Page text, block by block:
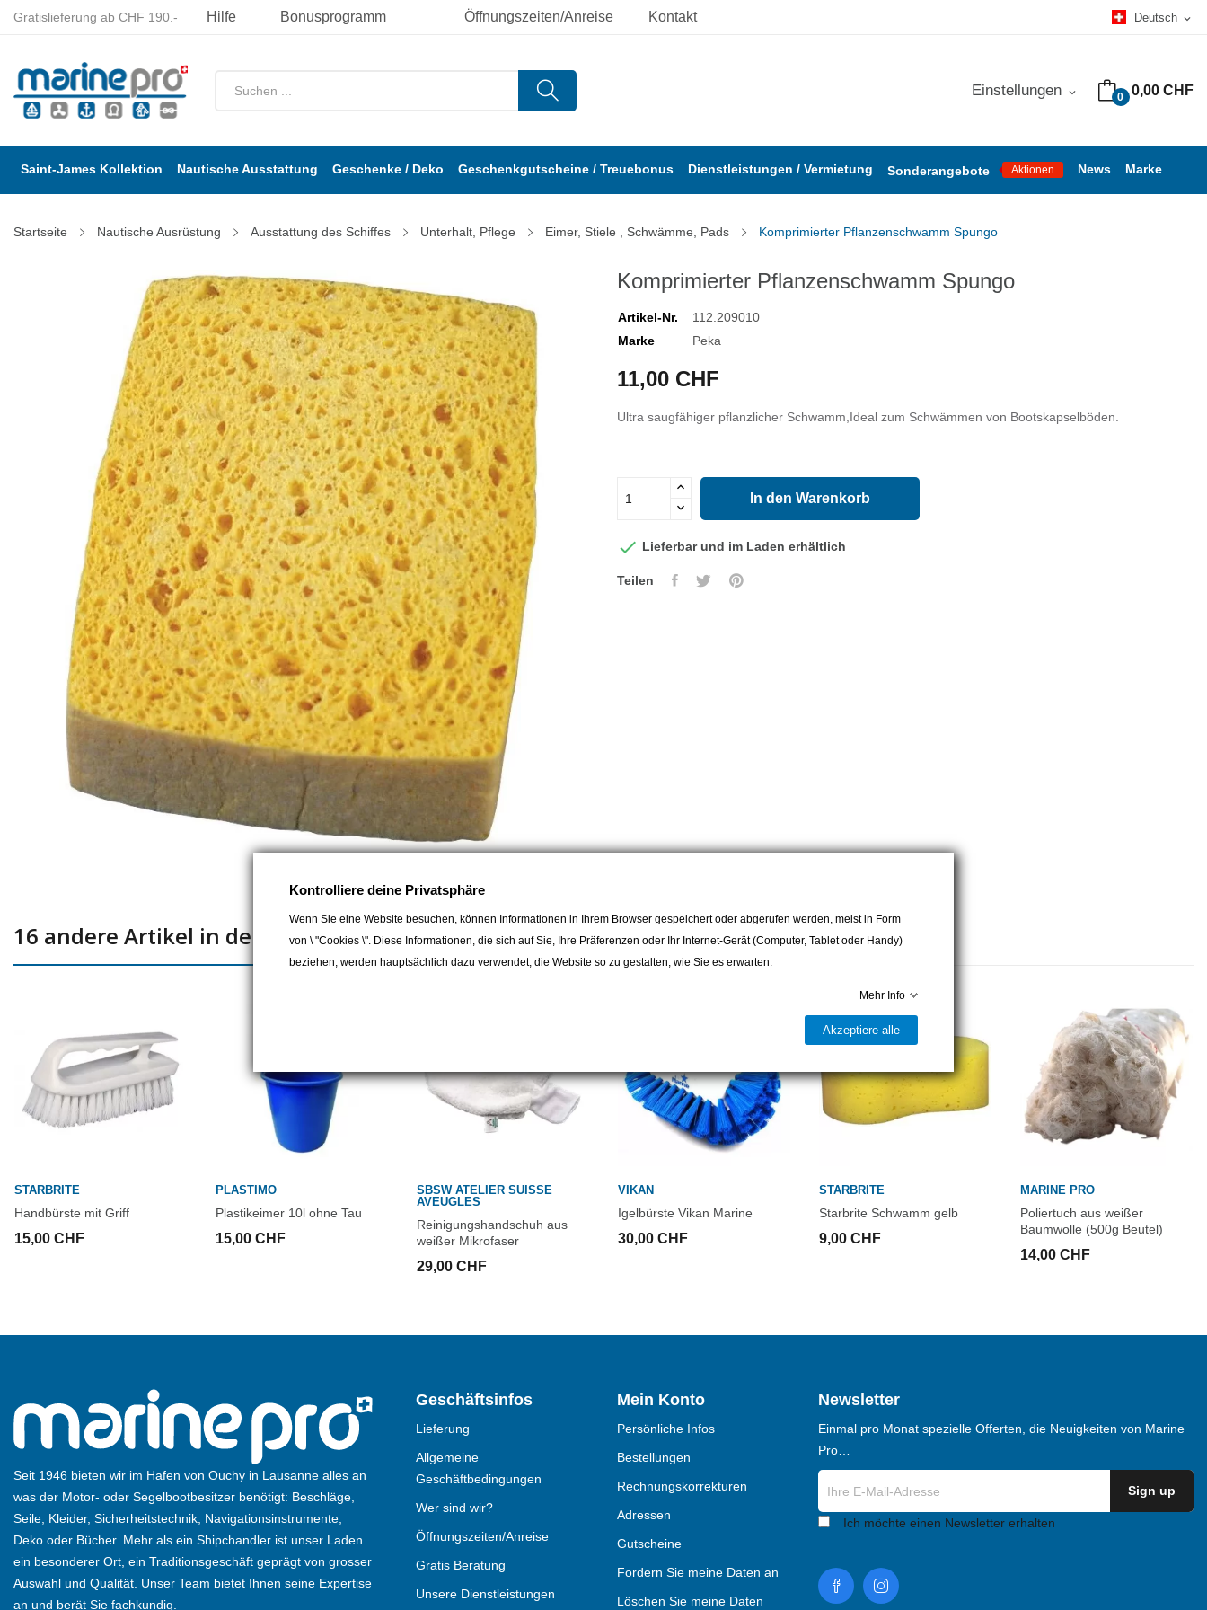
Öffnungszeiten/Anreise Kontakt Deutsch expand_more
Gratislieferung ab CHF 190.- Hilfe Bonusprogramm
0 0,00 CHF
Einstellungen expand_more
Saint-James Kollektion Nautische Ausstattung Geschenke / Deko Geschenkgutscheine / Treuebonus Dienstleistungen / Vermietung Sonderangebote Aktionen News Marke
Startseite Nautische Ausrüstung Ausstattung des Schiffes Unterhalt, Pflege Eimer, Stiele , Schwämme, Pads Komprimierter Pflanzenschwamm Spungo
Komprimierter Pflanzenschwamm Spungo
Artikel-Nr.
112.209010
Marke
Peka
11,00 CHF
Ultra saugfähiger pflanzlicher Schwamm,Ideal zum Schwämmen von Bootskapselböden.
In den Warenkorb
 Lieferbar und im Laden erhältlich
Teilen
16 andere Artikel in der gleichen Kategorie:
STARBRITE
Handbürste mit Griff
15,00 CHF
PLASTIMO
Plastikeimer 10l ohne Tau
15,00 CHF
SBSW ATELIER SUISSE
AVEUGLES
Reinigungshandschuh aus
weißer Mikrofaser
29,00 CHF
VIKAN
Igelbürste Vikan Marine
30,00 CHF
STARBRITE
Starbrite Schwamm gelb
9,00 CHF
MARINE PRO
Poliertuch aus weißer
Baumwolle (500g Beutel)
14,00 CHF
Seit 1946 bieten wir im Hafen von Ouchy in Lausanne alles an
was der Motor- oder Segelbootbesitzer benötigt: Beschläge,
Seile, Kleider, Sicherheitstechnik, Navigationsinstrumente,
Deko oder Bücher. Mehr als ein Shipchandler ist unser Laden
ein besonderer Ort, ein Traditionsgeschäft geprägt von grosser
Auswahl und Qualität. Unser Team bietet Ihnen seine Expertise
an und berät Sie fachkundig.
Geschäftsinfos
Lieferung
Allgemeine
Geschäftbedingungen
Wer sind wir?
Öffnungszeiten/Anreise
Gratis Beratung
Unsere Dienstleistungen
Mein Konto
Persönliche Infos
Bestellungen
Rechnungskorrekturen
Adressen
Gutscheine
Fordern Sie meine Daten an
Löschen Sie meine Daten
Newsletter
Einmal pro Monat spezielle Offerten, die Neuigkeiten von Marine
Pro…
Ich möchte einen Newsletter erhalten
Kontrolliere deine Privatsphäre
Wenn Sie eine Website besuchen, können Informationen in Ihrem Browser gespeichert oder abgerufen werden, meist in Form
von \ "Cookies \". Diese Informationen, die sich auf Sie, Ihre Präferenzen oder Ihr Internet-Gerät (Computer, Tablet oder Handy)
beziehen, werden hauptsächlich dazu verwendet, die Website so zu gestalten, wie Sie es erwarten.
Mehr Info
Akzeptiere alle